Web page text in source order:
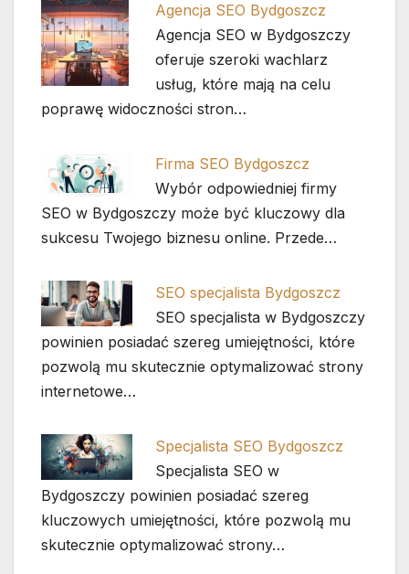
Agencja SEO Bydgoszcz
Agencja SEO w Bydgoszczy
oferuje szeroki wachlarz
usług, które mają na celu
poprawę widoczności stron…
Firma SEO Bydgoszcz
Wybór odpowiedniej firmy
SEO w Bydgoszczy może być kluczowy dla
sukcesu Twojego biznesu online. Przede…
SEO specjalista Bydgoszcz
SEO specjalista w Bydgoszczy
powinien posiadać szereg umiejętności, które
pozwolą mu skutecznie optymalizować strony
internetowe…
Specjalista SEO Bydgoszcz
Specjalista SEO w
Bydgoszczy powinien posiadać szereg
kluczowych umiejętności, które pozwolą mu
skutecznie optymalizować strony…